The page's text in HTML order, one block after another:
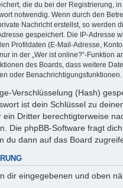
die du bei der Registrierung,
notwendig. Wenn durch den
Nachricht erstellst, so werden
gespeichert. Die IP-Adresse
Profildaten (E-Mail-Adresse,
in der „Wer ist online?“-Funktion
des Boards, dass weitere
oder Benachrichtigungsfunktionen.
Verschlüsselung (Hash)
ist dein Schlüssel zu
Dritter berechtigterweise
Die phpBB-Software fragt
du dann auf das Board
dir eingegebenen und oben